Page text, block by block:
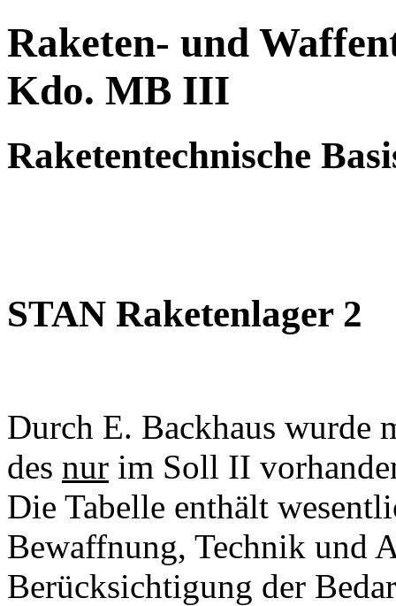
Raketen- und
Kdo. MB III
Raketentechnische
STAN Raketenlager 2
Durch E. Backhaus wurde
des nur im Soll II
Die Tabelle enthält
Bewaffnung, Technik und
Berücksichtigung der